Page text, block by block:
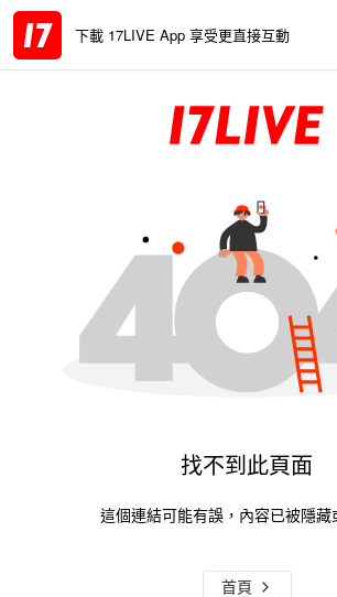
下載 17LIVE App 享受更直接互動
找不到此頁面
這個連結可能有誤，內容已被隱藏
首頁